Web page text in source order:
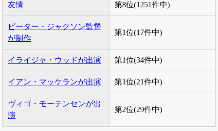
友情 第8位(1251件中)
ピーター・ジャクソン監督
が制作
第1位(17件中)
イライジャ・ウッドが出演 第1位(34件中)
イアン・マッケランが出演 第1位(21件中)
ヴィゴ・モーテンセンが出
演
第2位(29件中)